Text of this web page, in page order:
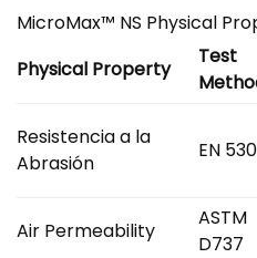
MicroMax™ NS Physical
Physical Property
Test
Resistencia a la
Abrasión
EN 530
Air Permeability
ASTM
D737